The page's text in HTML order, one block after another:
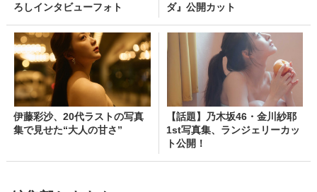
ろしインタビューフォト
ダ』公開カット
伊藤彩沙、20代ラストの写真
集で見せた“大人の甘さ”
【話題】乃木坂46・金川紗耶
1st写真集、ランジェリーカッ
ト公開！